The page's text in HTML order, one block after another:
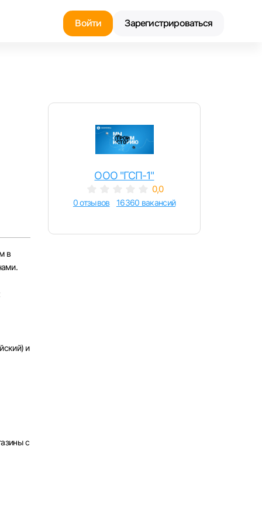
Войти Зарегистрироваться
в
и
с
ООО "ГСП-1"
0,0
0 отзывов 16360 вакансий